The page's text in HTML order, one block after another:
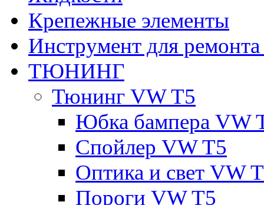
Крепежные элементы
Инструмент для
ТЮНИНГ
Тюнинг VW T5
Юбка бампера VW
Спойлер VW T5
Оптика и свет VW
Пороги VW T5